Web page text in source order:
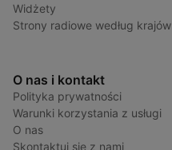
Widżety
Strony radiowe według krajów
O nas i kontakt
Polityka prywatności
Warunki korzystania z usługi
O nas
Skontaktuj się z nami